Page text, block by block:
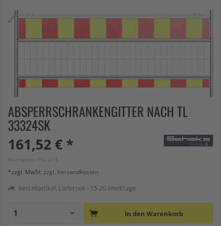
ABSPERRSCHRANKENGITTER NACH TL
33324SK
161,52 € *
Bruttopreis: 192,21 €
*zzgl. MwSt. zzgl. Versandkosten
Bestellartikel. Lieferzeit - 15-20 Werktage
In den Warenkorb